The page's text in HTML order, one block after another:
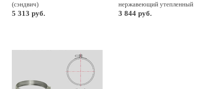
(сэндвич)
5 313 руб.
нержавеющий утепленный
(сэндвич)
3 844 руб.